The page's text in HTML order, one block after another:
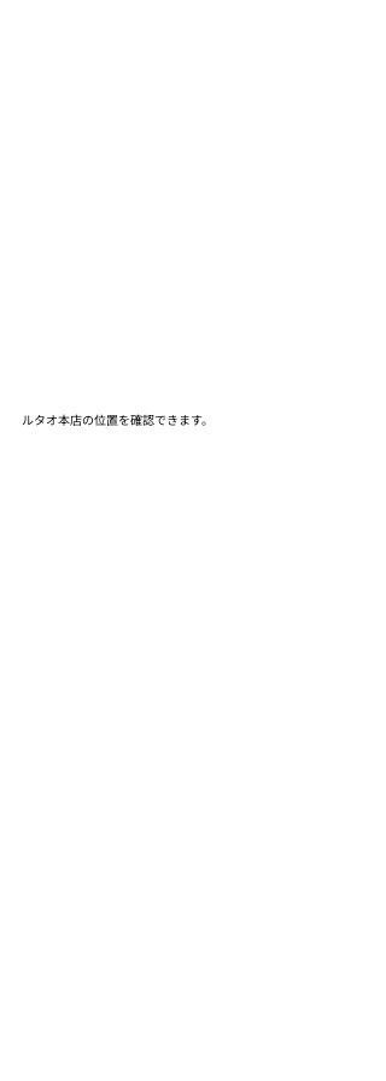
ルタオ本店の位置を確認できます。